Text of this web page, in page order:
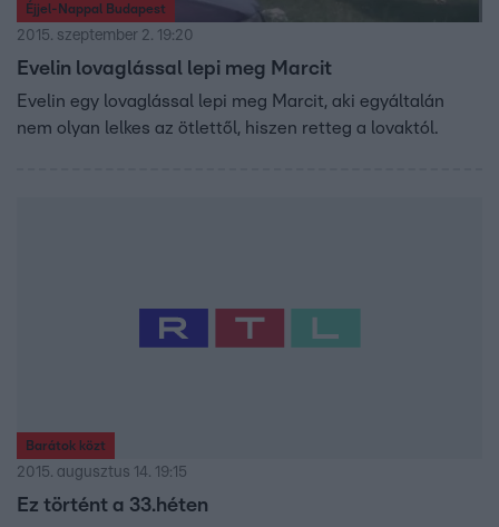
Éjjel-Nappal Budapest
2015. szeptember 2. 19:20
Evelin lovaglással lepi meg Marcit
Evelin egy lovaglással lepi meg Marcit, aki egyáltalán
nem olyan lelkes az ötlettől, hiszen retteg a lovaktól.
Barátok közt
2015. augusztus 14. 19:15
Ez történt a 33.héten